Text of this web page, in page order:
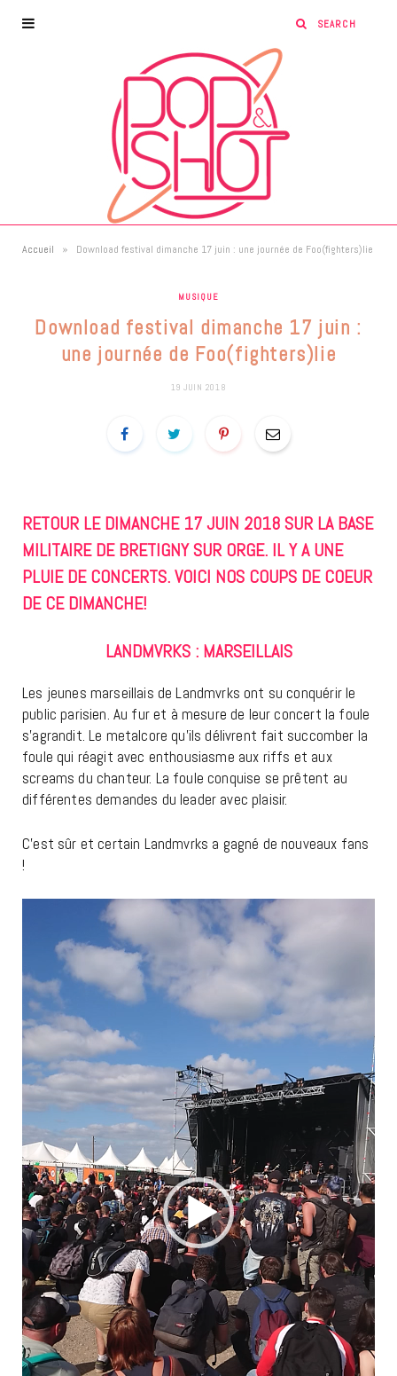
Accueil » Download festival dimanche 17 juin : une journée de Foo(fighters)lie
MUSIQUE
Download festival dimanche 17 juin :
une journée de Foo(fighters)lie
19 JUIN 2018
RETOUR LE DIMANCHE 17 JUIN 2018 SUR LA BASE
MILITAIRE DE BRETIGNY SUR ORGE. IL Y A UNE
PLUIE DE CONCERTS. VOICI NOS COUPS DE COEUR
DE CE DIMANCHE!
LANDMVRKS : MARSEILLAIS
Les jeunes marseillais de Landmvrks ont su conquérir le
public parisien. Au fur et à mesure de leur concert la foule
s’agrandit. Le metalcore qu’ils délivrent fait succomber la
foule qui réagit avec enthousiasme aux riffs et aux
screams du chanteur. La foule conquise se prêtent au
différentes demandes du leader avec plaisir.
C’est sûr et certain Landmvrks a gagné de nouveaux fans
!